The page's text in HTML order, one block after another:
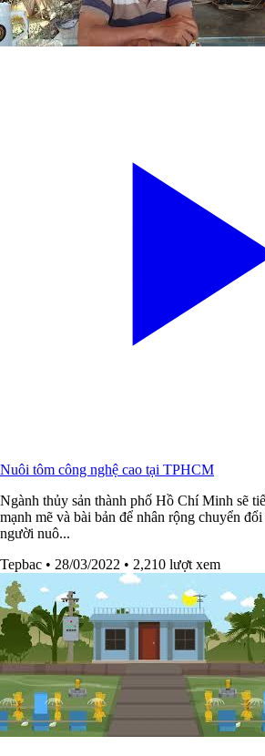
Nuôi tôm công nghệ cao tại TPHCM
Ngành thủy sản thành phố Hồ Chí Minh sẽ
mạnh mẽ và bài bản để nhân rộng chuyển
người nuô...
Tepbac • 28/03/2022 • 2,210 lượt xem